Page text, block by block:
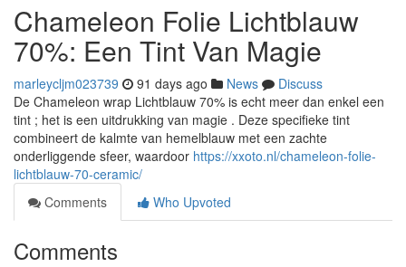
Chameleon Folie Lichtblauw
70%: Een Tint Van Magie
marleycljm023739 91 days ago News
Discuss
De Chameleon wrap Lichtblauw 70% is echt meer dan enkel een
tint ; het is een uitdrukking van magie . Deze specifieke tint
combineert de kalmte van hemelblauw met een zachte
onderliggende sfeer, waardoor https://xxoto.nl/chameleon-folie-
lichtblauw-70-ceramic/
Comments
Who Upvoted
Comments